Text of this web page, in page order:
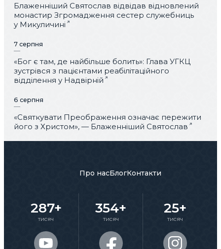
Блаженніший Святослав відвідав відновлений
монастир Згромадження сестер служебниць
у Микуличині
7 серпня
«Бог є там, де найбільше болить»: Глава УГКЦ
зустрівся з пацієнтами реабілітаційного
відділення у Надвірній
6 серпня
«Святкувати Преображення означає пережити
його з Христом», — Блаженніший Святослав
Про насБлогКонтакти
287+
тисяч
354+
тисяч
25+
тисяч